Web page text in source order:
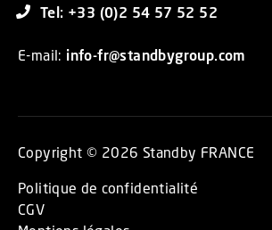
Tel: +33 (0)2 54 57 52 52
E-mail: info-fr@standbygroup.com
Copyright © 2026 Standby FRANCE
Politique de confidentialité
CGV